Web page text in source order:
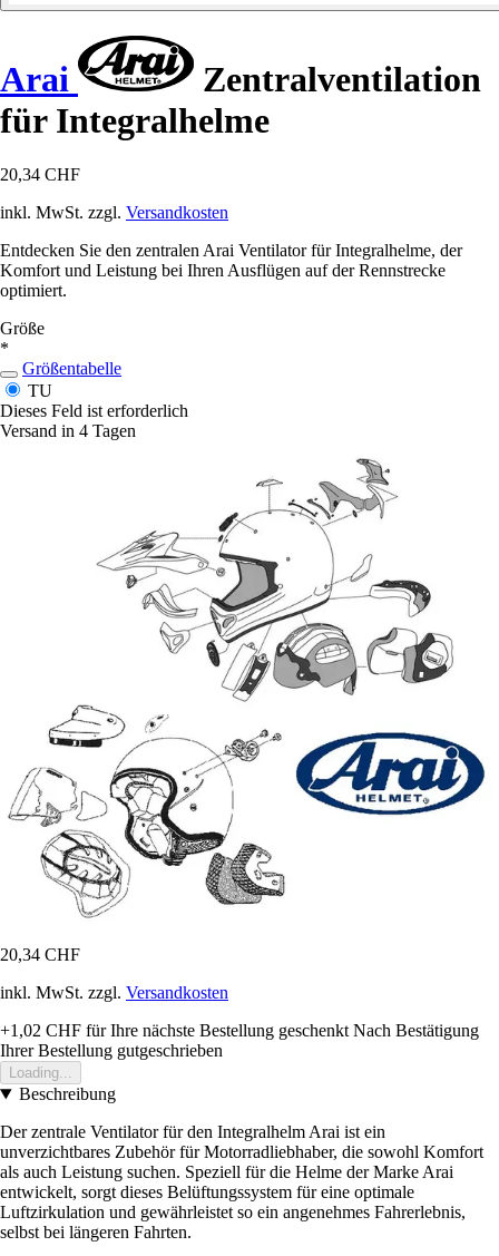
Arai
Zentralventilation
für Integralhelme
20,34 CHF
inkl. MwSt. zzgl. Versandkosten
Entdecken Sie den zentralen Arai Ventilator für Integralhelme, der
Komfort und Leistung bei Ihren Ausflügen auf der Rennstrecke
optimiert.
Größe
*
Größentabelle
TU
Dieses Feld ist erforderlich
Versand in 4 Tagen
20,34 CHF
inkl. MwSt. zzgl. Versandkosten
+1,02 CHF für Ihre nächste Bestellung geschenkt Nach Bestätigung
Ihrer Bestellung gutgeschrieben
Loading...
Beschreibung
Der zentrale Ventilator für den Integralhelm Arai ist ein
unverzichtbares Zubehör für Motorradliebhaber, die sowohl Komfort
als auch Leistung suchen. Speziell für die Helme der Marke Arai
entwickelt, sorgt dieses Belüftungssystem für eine optimale
Luftzirkulation und gewährleistet so ein angenehmes Fahrerlebnis,
selbst bei längeren Fahrten.